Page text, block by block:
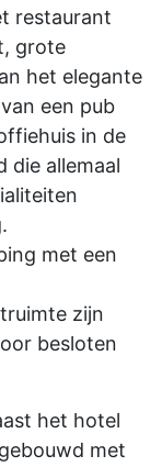
restaurant
grote
het elegante
een pub
in de
die allemaal
met een
zijn
besloten
het hotel
met